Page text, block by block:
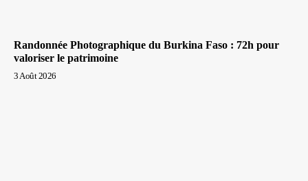
Randonnée Photographique du Burkina Faso : 72h pour
valoriser le patrimoine
3 Août 2026